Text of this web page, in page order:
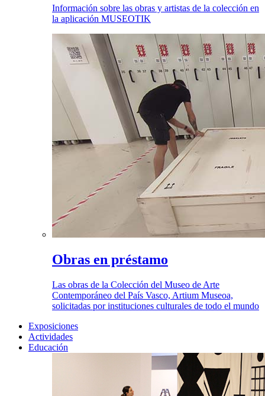
Información sobre las obras y artistas de la colección en
la aplicación MUSEOTIK
Obras en préstamo
Las obras de la Colección del Museo de Arte
Contemporáneo del País Vasco, Artium Museoa,
solicitadas por instituciones culturales de todo el mundo
Exposiciones
Actividades
Educación